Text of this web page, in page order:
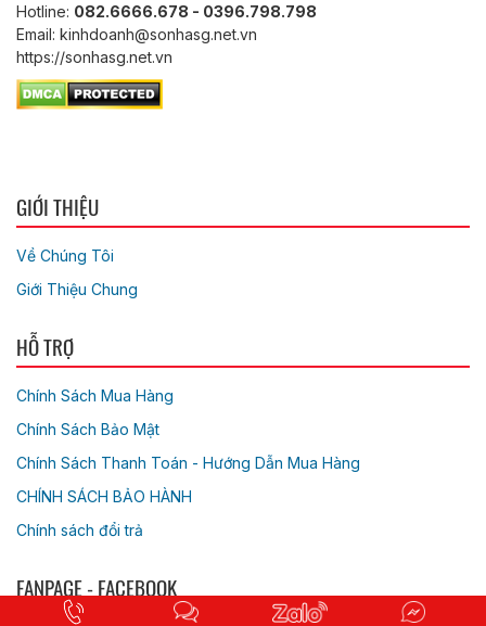
Hotline: 082.6666.678 - 0396.798.798
Email: kinhdoanh@sonhasg.net.vn
https://sonhasg.net.vn
GIỚI THIỆU
Về Chúng Tôi
Giới Thiệu Chung
HỖ TRỢ
Chính Sách Mua Hàng
Chính Sách Bảo Mật
Chính Sách Thanh Toán - Hướng Dẫn Mua Hàng
CHÍNH SÁCH BẢO HÀNH
Chính sách đổi trả
FANPAGE - FACEBOOK